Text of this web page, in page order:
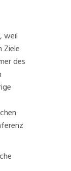
weil
Ziele
des